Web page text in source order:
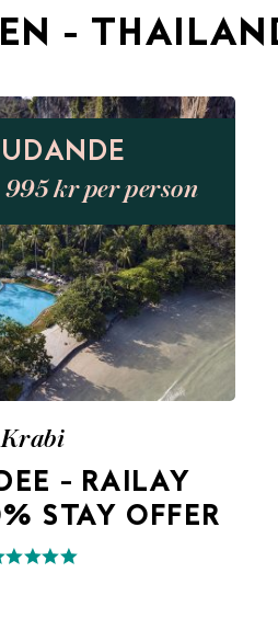
-
kr per person
Krabi
– RAILAY
STAY OFFER